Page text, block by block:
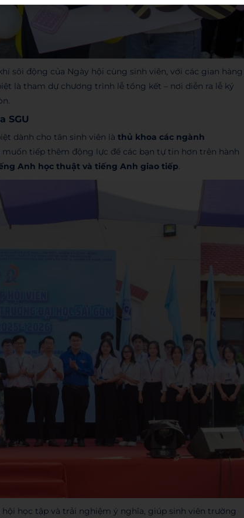
sôi động của Ngày hội cùng sinh viên, với các gian hàng
là tham dự chương trình lễ tổng kết – nơi diễn ra lễ ký
SGU
dành cho tân sinh viên là thủ khoa các ngành
muốn tiếp thêm động lực để các bạn tự tin hơn trên hành
Anh học thuật và tiếng Anh giao tiếp.
học tập và trải nghiệm ý nghĩa, giúp sinh viên trường